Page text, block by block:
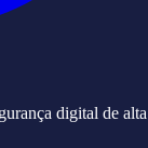
digital de alta